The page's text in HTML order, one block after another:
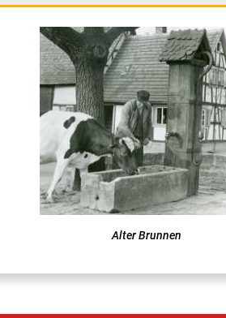
Alter Brunnen